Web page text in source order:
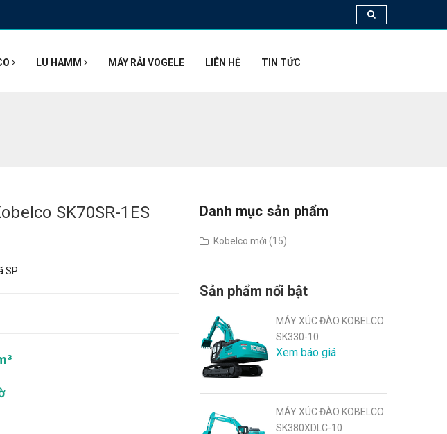
LU HAMM MÁY RẢI VOGELE LIÊN HỆ TIN TỨC
SK70SR-1ES
SP:
Danh mục sản phẩm
Kobelco mới (15)
Sản phẩm nổi bật
MÁY XÚC ĐÀO KOBELCO
SK330-10
Xem báo giá
MÁY XÚC ĐÀO KOBELCO
SK380XDLC-10